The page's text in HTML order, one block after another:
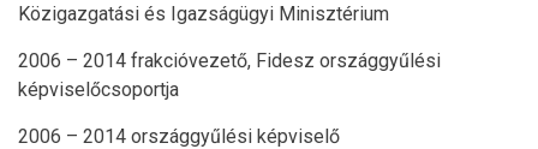
Közigazgatási és Igazságügyi Minisztérium
2006 – 2014 frakcióvezető, Fidesz országgyűlési
képviselőcsoportja
2006 – 2014 országgyűlési képviselő